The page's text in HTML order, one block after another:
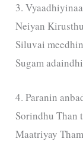
3.
Neiyan
Siluvai
Sugam
4. Paranin
Sorindhu Than
Maatriyay